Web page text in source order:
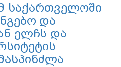
საქართველოში
და
ელჩს და